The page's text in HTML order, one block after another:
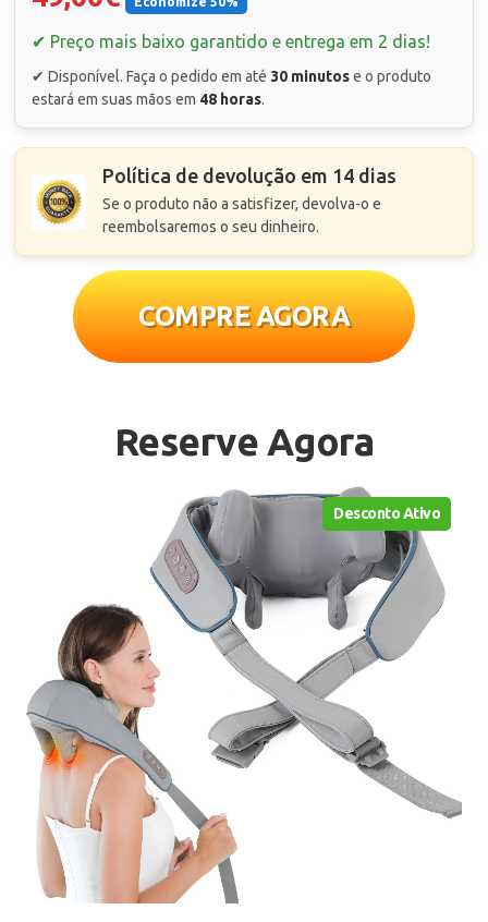
✔ Preço mais baixo garantido e entrega em 2 dias!
✔ Disponível. Faça o pedido em até 30 minutose o produto
estará em suas mãos em 48 horas.
Política de devolução em 14 dias
Se o produto não a satisfizer, devolva-o e
reembolsaremos o seu dinheiro.
COMPRE AGORA
Reserve Agora
Desconto Ativo